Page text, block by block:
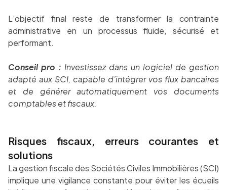
L’objectif final reste de transformer la contrainte
administrative en un processus fluide, sécurisé et
performant.
Conseil pro : Investissez dans un logiciel de gestion
adapté aux SCI, capable d’intégrer vos flux bancaires
et de générer automatiquement vos documents
comptables et fiscaux.
Risques fiscaux, erreurs courantes et
solutions
La gestion fiscale des Sociétés Civiles Immobilières (SCI)
implique une vigilance constante pour éviter les écueils